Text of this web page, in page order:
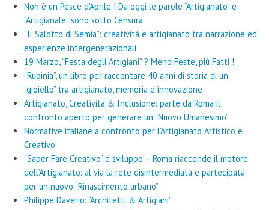
Non è un Pesce d’Aprile ! Da oggi le parole “Artigianato” e
“Artigianale” sono sotto Censura.
“Il Salotto di Semia”: creatività e artigianato tra narrazione ed
esperienze intergenerazionali
19 Marzo, “Festa degli Artigiani” ? Meno Feste, più Fatti !
“Rubinia”, un libro per raccontare 40 anni di storia di un
“gioiello” tra artigianato, memoria e innovazione
Artigianato, Creatività & Inclusione: parte da Roma il
confronto aperto per generare un “Nuovo Umanesimo”
Normative italiane a confronto per l’Artigianato Artistico e
Creativo
“Saper Fare Creativo” e sviluppo – Roma riaccende il motore
dell’Artigianato: al via la rete disintermediata e partecipata
per un nuovo “Rinascimento urbano”
Philippe Daverio: “Architetti & Artigiani”